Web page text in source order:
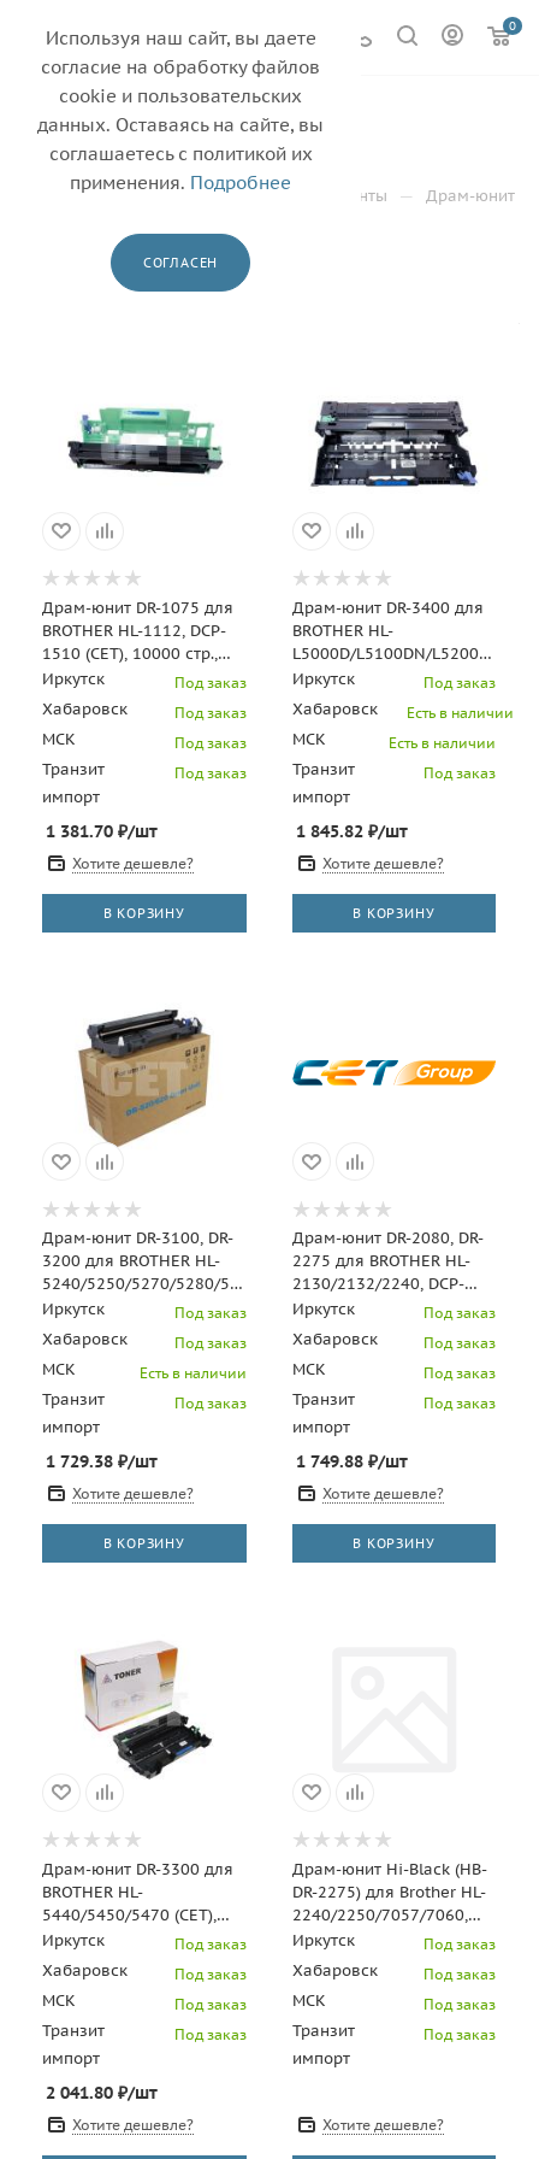
0
BROTHER 11
Главная — Каталог —
Драм-юниты, блоки проявки и их компоненты — Драм-юнит
Драм-юнит DR-1075 для
BROTHER HL-1112, DCP-
1510 (CET), 10000 стр.,
CET0609
Иркутск Под заказ
Хабаровск Под заказ
МСК Под заказ
Транзит
импорт
Под заказ
1 381.70 ₽/шт
Хотите дешевле?
В КОРЗИНУ
Драм-юнит DR-3400 для
BROTHER HL-
L5000D/L5100DN/L5200DW,
DCP-L5500DN, MFC-
L5700DN/L6900DW (CET),
Иркутск Под заказ
Хабаровск Есть в наличии
МСК Есть в наличии
Транзит
импорт
Под заказ
1 845.82₽/шт
Хотите дешевле?
В КОРЗИНУ
Драм-юнит DR-3100, DR-
3200 для BROTHER HL-
5240/5250/5270/5280/5340/5350/5370/5380
(CET), 25000 стр.,
Иркутск Под заказ
Хабаровск Под заказ
МСК Есть в наличии
Транзит
импорт
Под заказ
1 729.38 ₽/шт
Хотите дешевле?
В КОРЗИНУ
Драм-юнит DR-2080, DR-
2275 для BROTHER HL-
2130/2132/2240, DCP-
7057 (CET), 12000 стр.,
CET0610
Иркутск Под заказ
Хабаровск Под заказ
МСК Под заказ
Транзит
импорт
Под заказ
1 749.88₽/шт
Хотите дешевле?
В КОРЗИНУ
Драм-юнит DR-3300 для
BROTHER HL-
5440/5450/5470 (CET),
30000 стр., CET0611
Иркутск Под заказ
Хабаровск Под заказ
МСК Под заказ
Транзит
импорт
Под заказ
2 041.80 ₽/шт
Хотите дешевле?
Драм-юнит Hi-Black (HB-
DR-2275) для Brother HL-
2240/2250/7057/7060,
12K
Иркутск Под заказ
Хабаровск Под заказ
МСК Под заказ
Транзит
импорт
Под заказ
Хотите дешевле?
Используя наш сайт, вы даете
согласие на обработку файлов
cookie и пользовательских
данных. Оставаясь на сайте, вы
соглашаетесь с политикой их
применения. Подробнее
СОГЛАСЕН